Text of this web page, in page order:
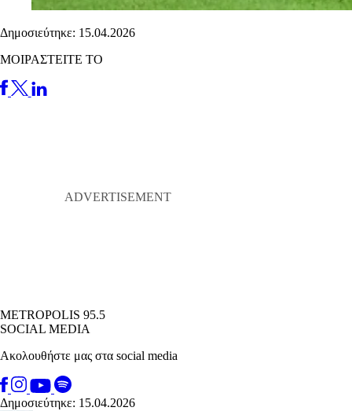
Δημοσιεύτηκε: 15.04.2026
ΜΟΙΡΑΣΤΕΙΤΕ ΤΟ
METROPOLIS 95.5
SOCIAL MEDIA
Ακολουθήστε μας στα social media
Δημοσιεύτηκε: 15.04.2026